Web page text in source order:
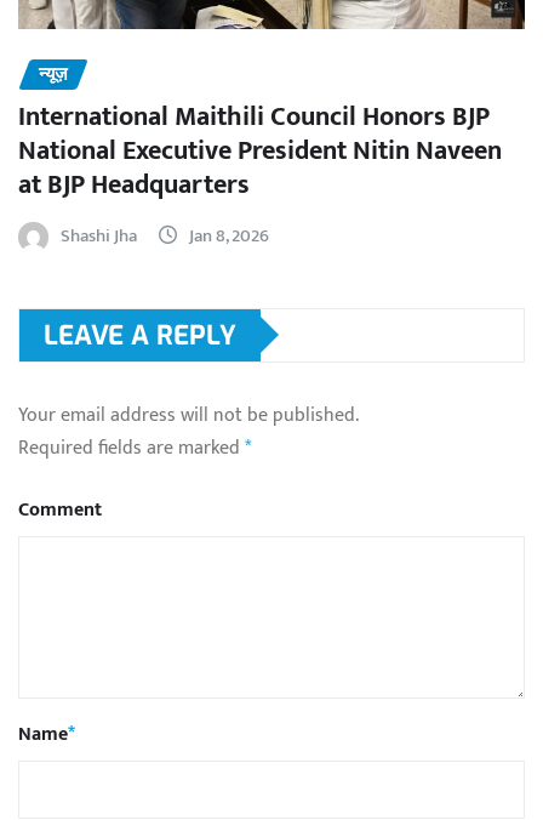
न्यूज़
International Maithili Council Honors BJP
National Executive President Nitin Naveen
at BJP Headquarters
Shashi Jha Jan 8, 2026
LEAVE A REPLY
Your email address will not be published.
Required fields are marked*
Comment
Name*